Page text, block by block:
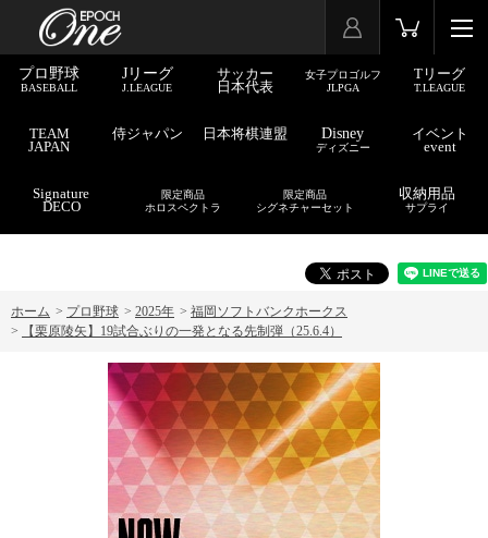
プロ野球
BASEBALL
Jリーグ
J.LEAGUE
サッカー
日本代表
女子プロゴルフ
JLPGA
Tリーグ
T.LEAGUE
TEAM
JAPAN
侍ジャパン 日本将棋連盟 Disney
ディズニー
イベント
event
Signature
DECO
限定商品
ホロスペクトラ
限定商品
シグネチャーセット
収納用品
サプライ
ホーム > プロ野球 > 2025年 > 福岡ソフトバンクホークス
>
【栗原陵矢】19試合ぶりの一発となる先制弾（25.6.4）